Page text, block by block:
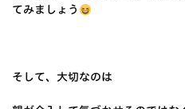
てみましょう
そして、大切なのは